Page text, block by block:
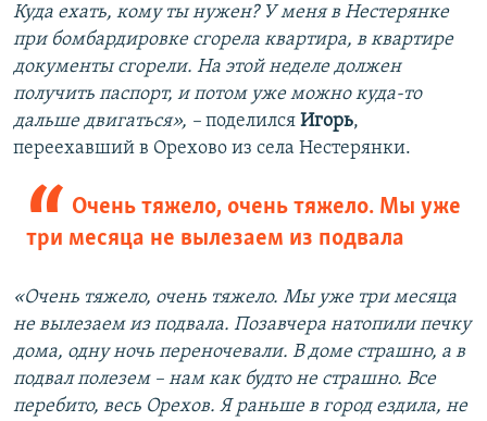
Куда ехать, кому ты нужен? У меня в Нестерянке
при бомбардировке сгорела квартира, в квартире
документы сгорели. На этой неделе должен
получить паспорт, и потом уже можно куда-то
дальше двигаться», – поделился Игорь,
переехавший в Орехово из села Нестерянки.
Очень тяжело, очень тяжело. Мы уже
три месяца не вылезаем из подвала
«Очень тяжело, очень тяжело. Мы уже три месяца
не вылезаем из подвала. Позавчера натопили печку
дома, одну ночь переночевали. В доме страшно, а в
подвал полезем – нам как будто не страшно. Все
перебито, весь Орехов. Я раньше в город ездила, не